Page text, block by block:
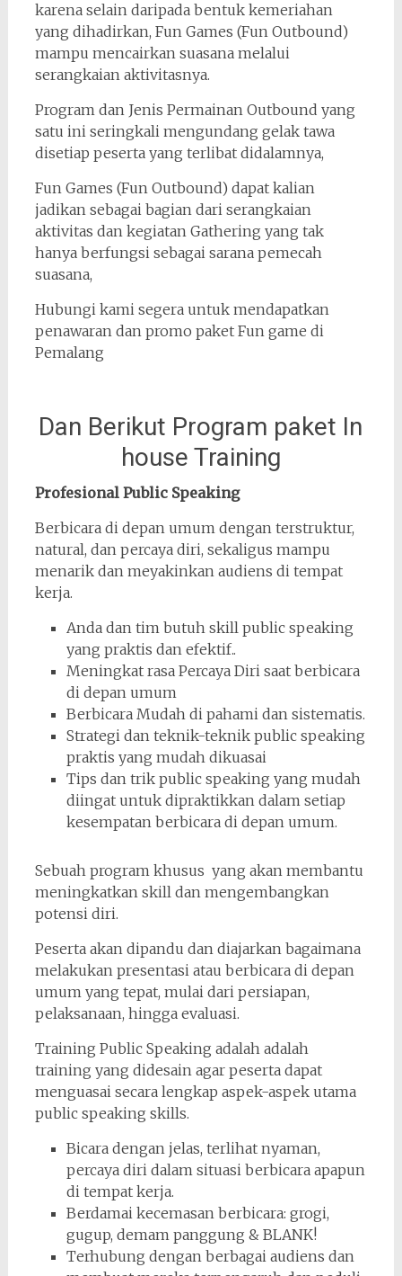
karena selain daripada bentuk kemeriahan
yang dihadirkan, Fun Games (Fun Outbound)
mampu mencairkan suasana melalui
serangkaian aktivitasnya.
Program dan Jenis Permainan Outbound yang
satu ini seringkali mengundang gelak tawa
disetiap peserta yang terlibat didalamnya,
Fun Games (Fun Outbound) dapat kalian
jadikan sebagai bagian dari serangkaian
aktivitas dan kegiatan Gathering yang tak
hanya berfungsi sebagai sarana pemecah
suasana,
Hubungi kami segera untuk mendapatkan
penawaran dan promo paket Fun game di
Pemalang
Dan Berikut Program paket In
house Training
Profesional Public Speaking
Berbicara di depan umum dengan terstruktur,
natural, dan percaya diri, sekaligus mampu
menarik dan meyakinkan audiens di tempat
kerja.
Anda dan tim butuh skill public speaking
yang praktis dan efektif..
Meningkat rasa Percaya Diri saat berbicara
di depan umum
Berbicara Mudah di pahami dan sistematis.
Strategi dan teknik-teknik public speaking
praktis yang mudah dikuasai
Tips dan trik public speaking yang mudah
diingat untuk dipraktikkan dalam setiap
kesempatan berbicara di depan umum.
Sebuah program khusus yang akan membantu
meningkatkan skill dan mengembangkan
potensi diri.
Peserta akan dipandu dan diajarkan bagaimana
melakukan presentasi atau berbicara di depan
umum yang tepat, mulai dari persiapan,
pelaksanaan, hingga evaluasi.
Training Public Speaking adalah adalah
training yang didesain agar peserta dapat
menguasai secara lengkap aspek-aspek utama
public speaking skills.
Bicara dengan jelas, terlihat nyaman,
percaya diri dalam situasi berbicara apapun
di tempat kerja.
Berdamai kecemasan berbicara: grogi,
gugup, demam panggung & BLANK!
Terhubung dengan berbagai audiens dan